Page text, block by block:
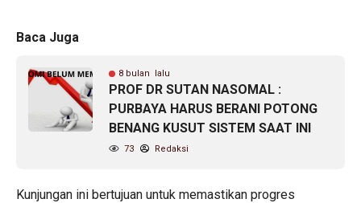
Baca Juga
8 bulan lalu
PROF DR SUTAN NASOMAL :
PURBAYA HARUS BERANI POTONG
BENANG KUSUT SISTEM SAAT INI
73 Redaksi
Kunjungan ini bertujuan untuk memastikan progres